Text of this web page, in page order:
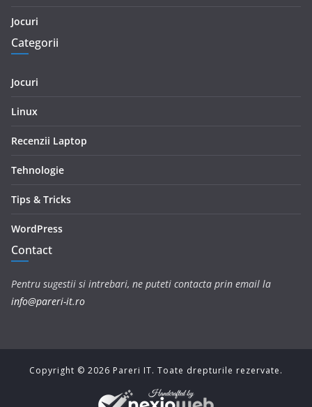
Jocuri
Categorii
Jocuri
Linux
Recenzii Laptop
Tehnologie
Tips & Tricks
WordPress
Contact
Pentru sugestii si intrebari, ne puteti contacta prin email la
info@pareri-it.ro
Copyright © 2026 Pareri IT. Toate drepturile rezervate.